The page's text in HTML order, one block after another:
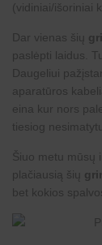
(vidiniai/išoriniai
Dar vienas šių
paslėpti laidus.
Daugeliui
aparatūros
eina kur nors
tiesiog nesimatytu.
Šiuo metu mūsų
plačiausią šių
bet kokios